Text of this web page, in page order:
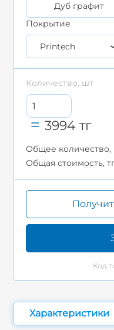
Дуб графит
Покрытие
Printech
Количество, шт
3994 тг
Общее количество,
Общая стоимость,
Код
Характеристики